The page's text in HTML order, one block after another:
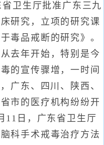
卫生厅批准广东三九
研究，立项的研究课
毒品戒断的研究》。
去年开始，特别是今
的宣传骤增，一时间
广东、四川、陕西、
市的医疗机构纷纷开
11日，广东省卫生厅
科手术戒毒治疗方法